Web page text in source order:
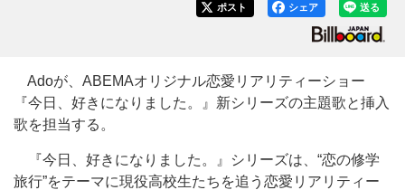
送る
シェア
ポスト
Adoが、ABEMAオリジナル恋愛リアリティーショー
『今日、好きになりました。』新シリーズの主題歌と挿入
歌を担当する。
『今日、好きになりました。』シリーズは、“恋の修学
旅行”をテーマに現役高校生たちを追う恋愛リアリティー